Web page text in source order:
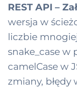
p
i
s
ć
raportowy
dla
(APIM)
domeny → 9
REST API –
wersja w
liczbie
snake_case w
camelCase w
zmiany,